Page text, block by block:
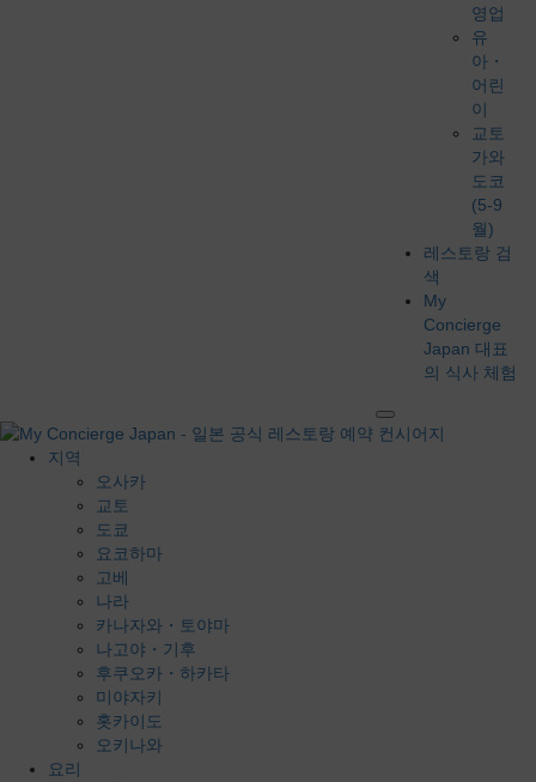
영업
유
아・
어린
이
교토
가와
도코
(5-9
월)
레스토랑 검
색
My
Concierge
Japan 대표
의 식사 체험
지역
오사카
교토
도쿄
요코하마
고베
나라
카나자와・토야마
나고야・기후
후쿠오카・하카타
미야자키
홋카이도
오키나와
요리